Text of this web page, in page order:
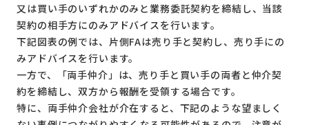
又は買い手のいずれかのみと業務委託契約を締結し、当該
契約の相手方にのみアドバイスを行います。
下記図表の例では、片側FAは売り手と契約し、売り手にの
みアドバイスを行います。
一方で、「両手仲介」は、売り手と買い手の両者と仲介契
約を締結し、双方から報酬を受領する場合です。
特に、両手仲介会社が介在すると、下記のような望ましく